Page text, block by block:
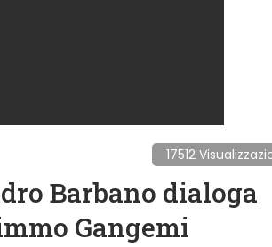
17512
Barbano dialoga
Gangemi